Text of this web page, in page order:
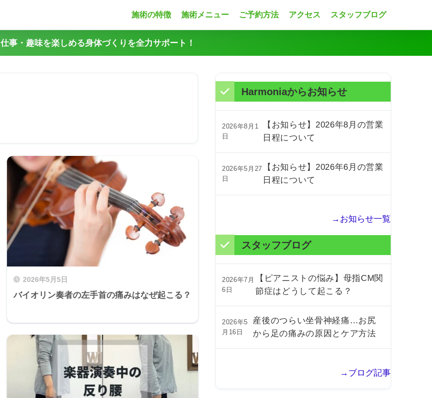
施術の特徴 施術メニュー ご予約方法 アクセス スタッフブログ
仕事・趣味を楽しめる身体づくりを全力サポート！
2026年5月5日
バイオリン奏者の左手首の痛みはなぜ起こる？
Harmoniaからお知らせ
2026年8月1
日
【お知らせ】2026年8月の営業
日程について
2026年5月27
日
【お知らせ】2026年6月の営業
日程について
→お知らせ一覧
スタッフブログ
2026年7月
6日
【ピアニストの悩み】母指CM関
節症はどうして起こる？
2026年5
月16日
産後のつらい坐骨神経痛…お尻
から足の痛みの原因とケア方法
→ブログ記事